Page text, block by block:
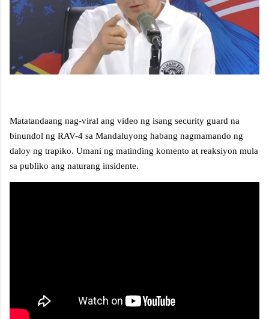
Matatandaang nag-viral ang video ng isang security guard na
binundol ng RAV-4 sa Mandaluyong habang nagmamando ng
daloy ng trapiko. Umani ng matinding komento at reaksiyon mula
sa publiko ang naturang insidente.